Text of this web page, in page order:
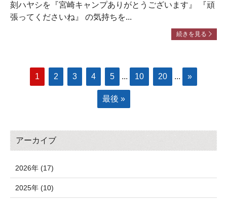
刻ハヤシを『宮崎キャンプありがとうございます』 『頑
張ってくださいね』 の気持ちを...
続きを見る
1 2 3 4 5 ... 10 20 ... »
最後 »
アーカイブ
2026年 (17)
2025年 (10)